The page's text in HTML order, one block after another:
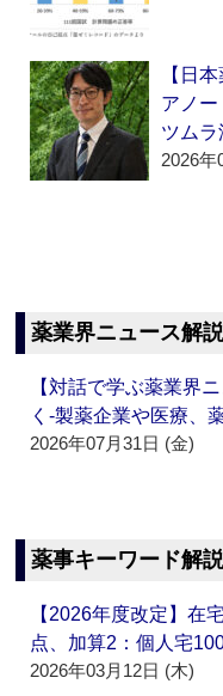
【日
アノ
ツム
2026年
薬業界ニュース解
【対話で学ぶ薬業界
く‐製薬企業や医療、
2026年07月31日 (金)
薬事キーワード解
【2026年度改定】在
点、加算2：個人宅
2026年03月12日 (木)